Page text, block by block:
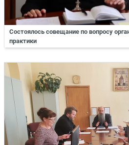
Состоялось совещание по вопросу
практики